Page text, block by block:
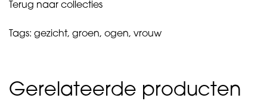
Terug naar collecties
Tags: gezicht, groen, ogen, vrouw
Gerelateerde producten